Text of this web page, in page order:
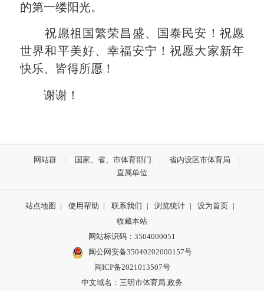
的第一缕阳光。
祝愿祖国繁荣昌盛、国泰民安！祝愿
世界和平美好、幸福安宁！祝愿大家新年
快乐、皆得所愿！
谢谢！
网站群 国家、省、市体育部门
省内设区市体育局
直属单位
站点地图 | 使用帮助 | 联系我们 | 浏览统计 | 设为首页 |
收藏本站
网站标识码：3504000051
闽公网安备35040202000157号
闽ICP备2021013507号
中文域名：三明市体育局.政务